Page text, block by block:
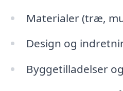
Materialer (træ,
Design og
Byggetilladelser